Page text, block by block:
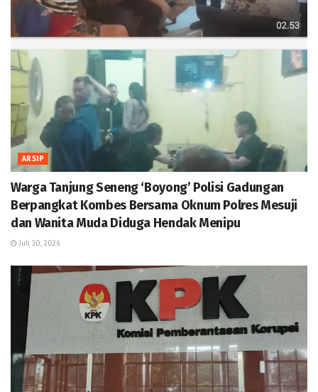
ARSIP
Warga Tanjung Seneng ‘Boyong’ Polisi Gadungan
Berpangkat Kombes Bersama Oknum Polres Mesuji
dan Wanita Muda Diduga Hendak Menipu
Juli 30, 2026